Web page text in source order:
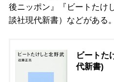
後ニッポン』『ビートたけ
談社現代新書）などがある。
ビートた
代新書)